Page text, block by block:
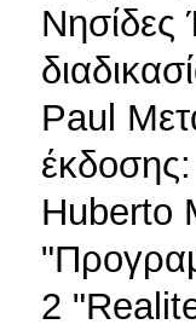
Paul
Huberto
2